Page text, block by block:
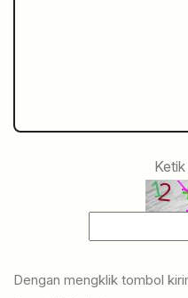
Dengan mengklik tombol